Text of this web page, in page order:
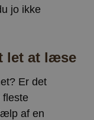
jo ikke
let at læse
Er det
fleste
af en